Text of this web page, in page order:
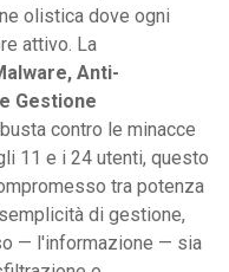
olistica dove ogni
attivo. La
Anti-
Gestione
contro le minacce
11 e i 24 utenti, questo
tra potenza
di gestione,
— l'informazione — sia